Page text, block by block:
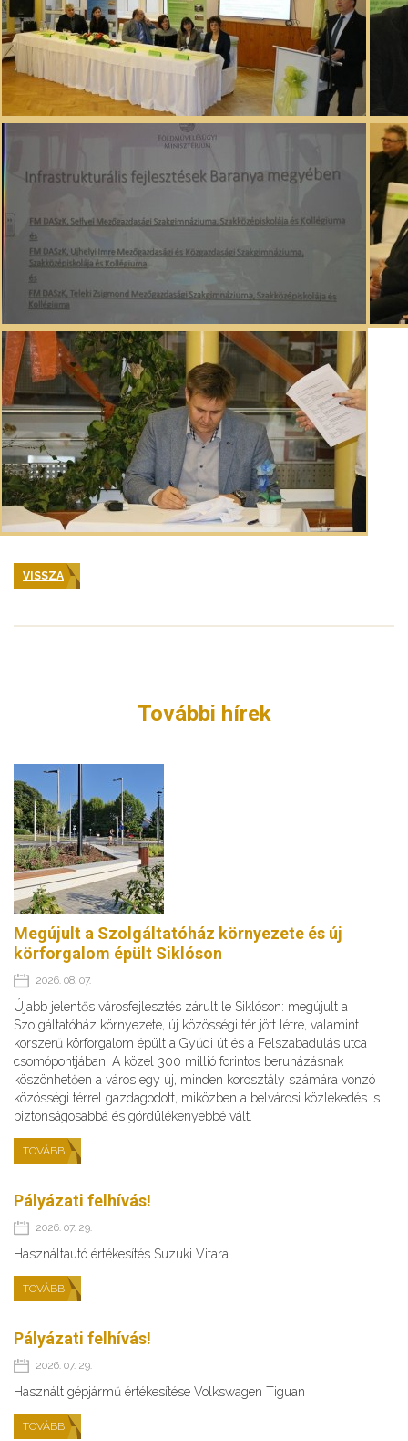
VISSZA
További hírek
Megújult a Szolgáltatóház környezete és új
körforgalom épült Siklóson
2026. 08. 07.
Újabb jelentős városfejlesztés zárult le Siklóson: megújult a
Szolgáltatóház környezete, új közösségi tér jött létre, valamint
korszerű körforgalom épült a Gyűdi út és a Felszabadulás utca
csomópontjában. A közel 300 millió forintos beruházásnak
köszönhetően a város egy új, minden korosztály számára vonzó
közösségi térrel gazdagodott, miközben a belvárosi közlekedés is
biztonságosabbá és gördülékenyebbé vált.
TOVÁBB
Pályázati felhívás!
2026. 07. 29.
Használtautó értékesítés Suzuki Vitara
TOVÁBB
Pályázati felhívás!
2026. 07. 29.
Használt gépjármű értékesítése Volkswagen Tiguan
TOVÁBB